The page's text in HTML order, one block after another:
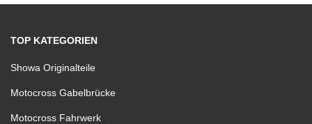
TOP KATEGORIEN
Showa Originalteile
Motocross Gabelbrücke
Motocross Fahrwerk